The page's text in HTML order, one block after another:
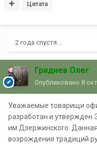
Цитата
2 года спустя...
Гриднев Олег
Опубликовано 8
Уважаемые товарищи
разработан и
им Дзержинского.
возрождения традиций